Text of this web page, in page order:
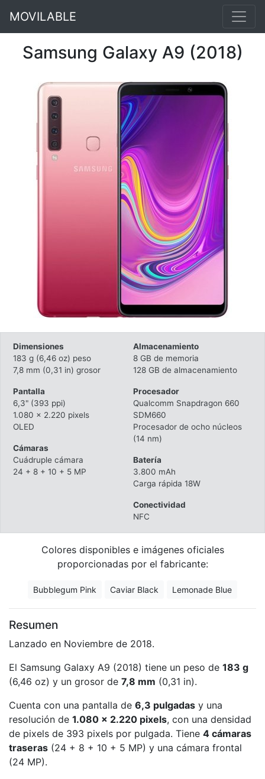
MOVILABLE
Samsung Galaxy A9 (2018)
Dimensiones
183 g (6,46 oz) peso
7,8 mm (0,31 in) grosor
Pantalla
6,3" (393 ppi)
1.080 x 2.220 pixels
OLED
Cámaras
Cuádruple cámara
24 + 8 + 10 + 5 MP
Almacenamiento
8 GB de memoria
128 GB de almacenamiento
Procesador
Qualcomm Snapdragon 660
SDM660
Procesador de ocho núcleos
(14 nm)
Batería
3.800 mAh
Carga rápida 18W
Conectividad
NFC
Colores disponibles e imágenes oficiales
proporcionadas por el fabricante:
Bubblegum Pink Caviar Black Lemonade Blue
Resumen
Lanzado en Noviembre de 2018.
El Samsung Galaxy A9 (2018) tiene un peso de 183 g
(6,46 oz) y un grosor de 7,8 mm (0,31 in).
Cuenta con una pantalla de 6,3 pulgadas y una
resolución de 1.080 x 2.220 pixels, con una densidad
de pixels de 393 pixels por pulgada. Tiene 4 cámaras
traseras (24 + 8 + 10 + 5 MP) y una cámara frontal
(24 MP).